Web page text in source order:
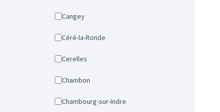
Cangey
Céré-la-Ronde
Cerelles
Chambon
Chambourg-sur-Indre